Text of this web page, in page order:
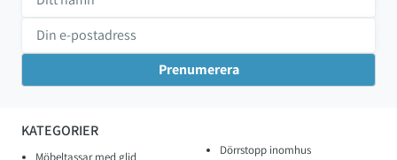
KATEGORIER
Möbeltassar med glid
Dörrstopp inomhus